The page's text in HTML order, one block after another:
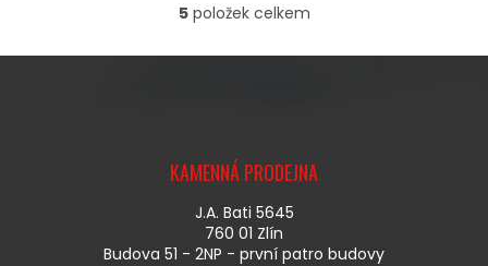
O
L
Í
P
R
V
K
5položek celkem
KAMENNÁ PRODEJNA
J.A. Bati 5645
760 01 Zlín
Budova 51 - 2NP - první patro budovy